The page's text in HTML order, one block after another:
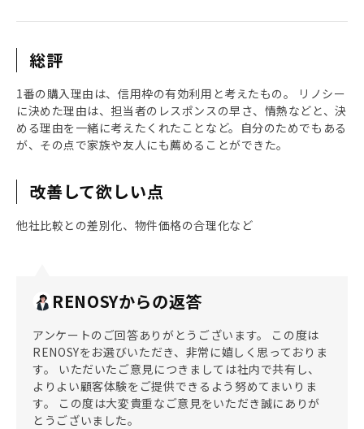
総評
1番の購入理由は、信用枠の有効利用と考えたもの。 リノシー
に決めた理由は、担当者のレスポンスの早さ、情熱などと、決
める理由を一緒に考えたくれたことなど。自分のためでもある
が、その点で家族や友人にも薦めることができた。
改善して欲しい点
他社比較との差別化、物件価格の合理化など
RENOSYからの返答
アンケートのご回答ありがとうございます。 この度は
RENOSYをお選びいただき、非常に嬉しく思っておりま
す。 いただいたご意見につきましては社内で共有し、
よりよい顧客体験をご提供できるよう努めてまいりま
す。 この度は大変貴重なご意見をいただき誠にありが
とうございました。